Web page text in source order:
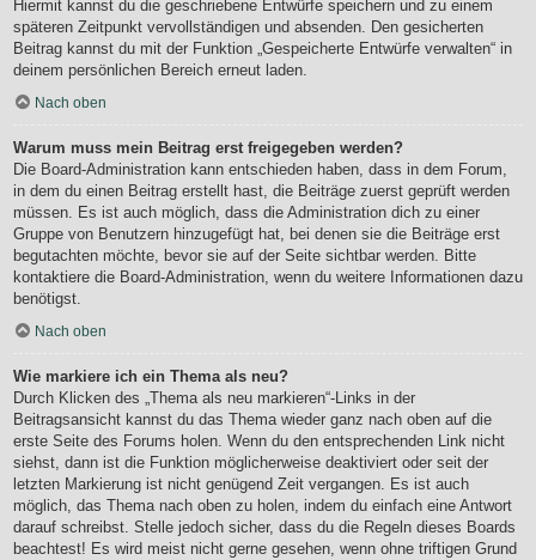
Hiermit kannst du die geschriebene Entwürfe speichern und zu einem
späteren Zeitpunkt vervollständigen und absenden. Den gesicherten
Beitrag kannst du mit der Funktion „Gespeicherte Entwürfe verwalten“ in
deinem persönlichen Bereich erneut laden.
Nach oben
Warum muss mein Beitrag erst freigegeben werden?
Die Board-Administration kann entschieden haben, dass in dem Forum,
in dem du einen Beitrag erstellt hast, die Beiträge zuerst geprüft werden
müssen. Es ist auch möglich, dass die Administration dich zu einer
Gruppe von Benutzern hinzugefügt hat, bei denen sie die Beiträge erst
begutachten möchte, bevor sie auf der Seite sichtbar werden. Bitte
kontaktiere die Board-Administration, wenn du weitere Informationen dazu
benötigst.
Nach oben
Wie markiere ich ein Thema als neu?
Durch Klicken des „Thema als neu markieren“-Links in der
Beitragsansicht kannst du das Thema wieder ganz nach oben auf die
erste Seite des Forums holen. Wenn du den entsprechenden Link nicht
siehst, dann ist die Funktion möglicherweise deaktiviert oder seit der
letzten Markierung ist nicht genügend Zeit vergangen. Es ist auch
möglich, das Thema nach oben zu holen, indem du einfach eine Antwort
darauf schreibst. Stelle jedoch sicher, dass du die Regeln dieses Boards
beachtest! Es wird meist nicht gerne gesehen, wenn ohne triftigen Grund